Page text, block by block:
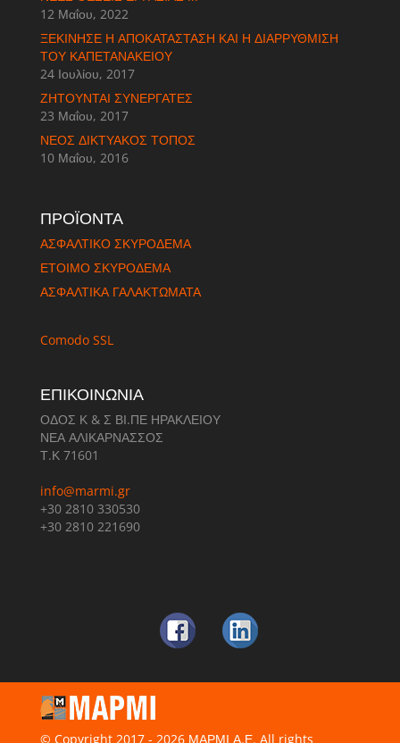
12 Μαΐου, 2022
ΞΕΚΊΝΗΣΕ Η ΑΠΟΚΑΤΆΣΤΑΣΗ ΚΑΙ Η ΔΙΑΡΡΎΘΜΙΣΗ
ΤΟΥ ΚΑΠΕΤΑΝΆΚΕΙΟΥ
24 Ιουλίου, 2017
ΖΗΤΟΎΝΤΑΙ ΣΥΝΕΡΓΆΤΕΣ
23 Μαΐου, 2017
ΝΈΟΣ ΔΙΚΤΥΑΚΌΣ ΤΌΠΟΣ
10 Μαΐου, 2016
ΠΡΟΪΟΝΤΑ
ΑΣΦΑΛΤΙΚΟ ΣΚΥΡΟΔΕΜΑ
ΈΤΟΙΜΟ ΣΚΥΡΟΔΕΜΑ
ΑΣΦΑΛΤΙΚΑ ΓΑΛΑΚΤΩΜΑΤΑ
Comodo SSL
ΕΠΙΚΟΙΝΩΝΙΑ
ΟΔΟΣ Κ & Σ ΒΙ.ΠΕ ΗΡΑΚΛΕΙΟΥ
ΝΕΑ ΑΛΙΚΑΡΝΑΣΣΟΣ
Τ.Κ 71601
info@marmi.gr
+30 2810 330530
+30 2810 221690
© Copyright 2017 - 2026 ΜΑΡΜΙ Α.Ε. All rights